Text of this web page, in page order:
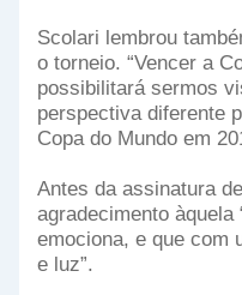
Scolari lembrou
o torneio. “Vencer a
possibilitará sermos
perspectiva diferente
Copa do Mundo em
Antes da assinatura
agradecimento àquela
emociona, e que com
e luz”.